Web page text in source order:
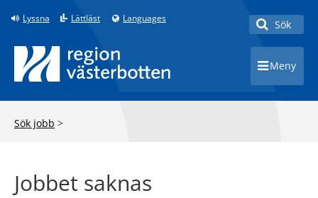
Lyssna Lättläst Languages
Toggle
Sök
Toggle
Meny
Sök jobb >
Jobbet saknas